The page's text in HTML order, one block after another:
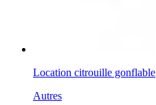
Location citrouille gonflable
Autres